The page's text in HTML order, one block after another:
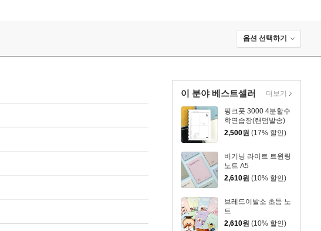
옵션 선택하기
이 분야 베스트셀러
핑크풋 3000 4분할수
학연습장(랜덤발송)
2,500원 (17% 할인)
비기닝 라이트 트윈링
노트 A5
2,610원 (10% 할인)
브레드이발소 초등 노
트
2,610원 (10% 할인)
더보기